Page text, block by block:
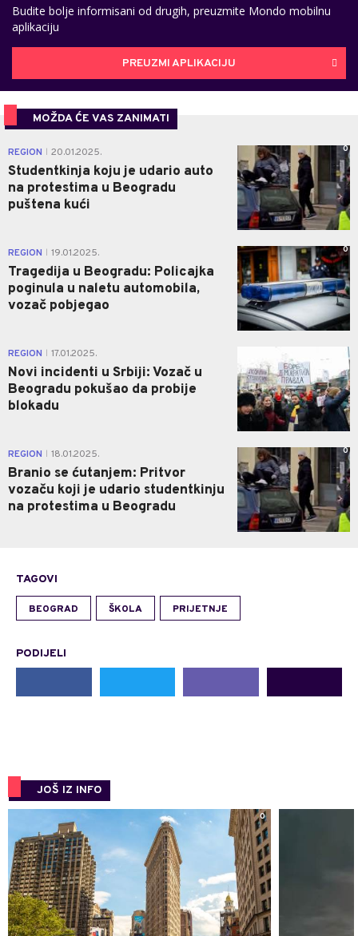
Budite bolje informisani od drugih, preuzmite Mondo mobilnu
aplikaciju
PREUZMI APLIKACIJU
MOŽDA ĆE VAS ZANIMATI
REGION 20.01.2025.
Studentkinja koju je udario auto
na protestima u Beogradu
puštena kući
0
REGION 19.01.2025.
Tragedija u Beogradu: Policajka
poginula u naletu automobila,
vozač pobjegao
0
REGION 17.01.2025.
Novi incidenti u Srbiji: Vozač u
Beogradu pokušao da probije
blokadu
0
REGION 18.01.2025.
Branio se ćutanjem: Pritvor
vozaču koji je udario studentkinju
na protestima u Beogradu
0
TAGOVI
BEOGRAD ŠKOLA PRIJETNJE
PODIJELI
JOŠ IZ INFO
0